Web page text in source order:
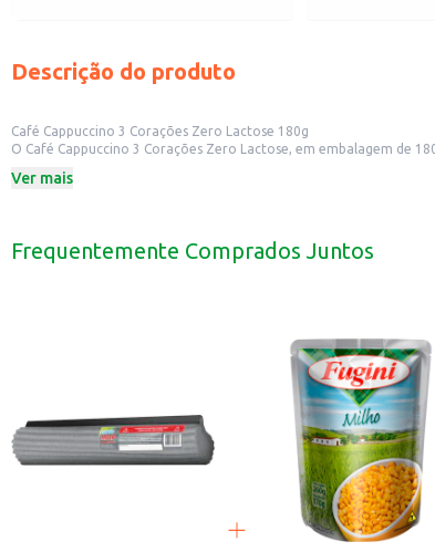
Descrição do produto
Café Cappuccino 3 Corações Zero Lactose 180g
O Café Cappuccino 3 Corações Zero Lactose, em embalagem de
Dicas de Uso:
Utilize em cafeterias e estabelecimentos comerciais que buscam
Ver mais
Frequentemente Comprados Juntos